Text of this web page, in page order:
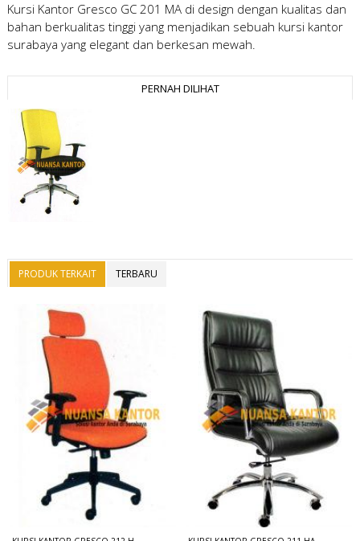
Kursi Kantor Gresco GC 201 MAdi design dengan kualitas dan
bahan berkualitas tinggi yang menjadikan sebuah kursi kantor
surabaya yang elegant dan berkesan mewah.
PERNAH DILIHAT
PRODUK TERKAIT TERBARU